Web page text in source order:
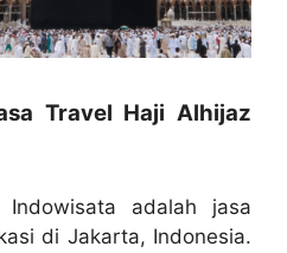
Travel Haji Alhijaz
Indowisata adalah jasa
di Jakarta, Indonesia.